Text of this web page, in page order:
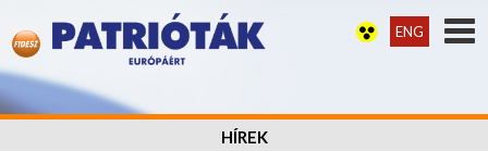
ENG
HÍREK